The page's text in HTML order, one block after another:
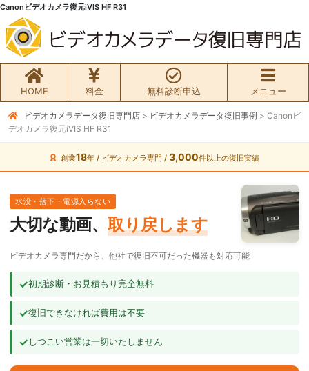
Canonビデオカメラ復元iVIS HF R31
HOME 料金 無料診断申込 メニュー
無料初期診断お申込み
ビデオカメラ データ復旧HOME
料金・メニュー
サービスの流れ
よくあるご質問
ビデオカメラデータ復旧専門店 > ビデオカメラデータ復旧事例 > Canonビ
デオカメラ復元iVIS HF R31
創業18年 / ビデオカメラ専門 / 3,000件以上の復旧実績
水没・落下・電源入らない
大切な動画、 取り戻します
ビデオカメラ専門だから、他社で復旧不可だった機器も対応可能
✓初期診断・お見積もり完全無料
✓復旧できなければ費用は不要
✓しつこい営業は一切いたしません